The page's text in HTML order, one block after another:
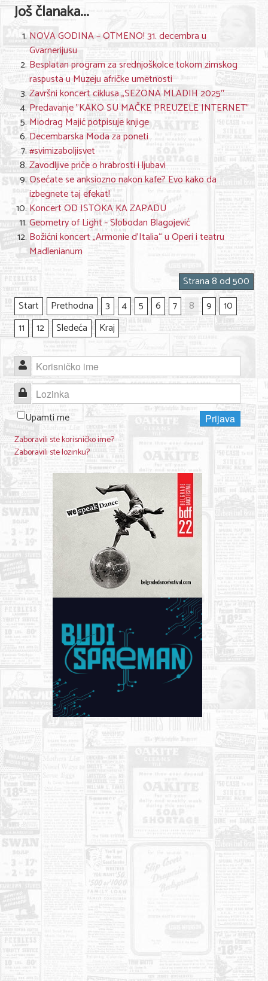
Još članaka...
NOVA GODINA – OTMENO! 31. decembra u
Gvarnerijusu
Besplatan program za srednjoškolce tokom zimskog
raspusta u Muzeju afričke umetnosti
Završni koncert ciklusa „SEZONA MLADIH 2025″
Predavanje "KAKO SU MAČKE PREUZELE INTERNET"
Miodrag Majić potpisuje knjige
Decembarska Moda za poneti
#svimizaboljisvet
Zavodljive priče o hrabrosti i ljubavi
Osećate se anksiozno nakon kafe? Evo kako da
izbegnete taj efekat!
Koncert OD ISTOKA KA ZAPADU
Geometry of Light - Slobodan Blagojević
Božićni koncert „Armonie d’Italia“ u Operi i teatru
Madlenianum
Strana 8 od 500
Start
Prethodna 3 4 5 6 7 8 9
10
11
12 Sledeća Kraj
Korisničko ime
Lozinka
Upamti me
Prijava
Zaboravili ste korisničko ime?
Zaboravili ste lozinku?